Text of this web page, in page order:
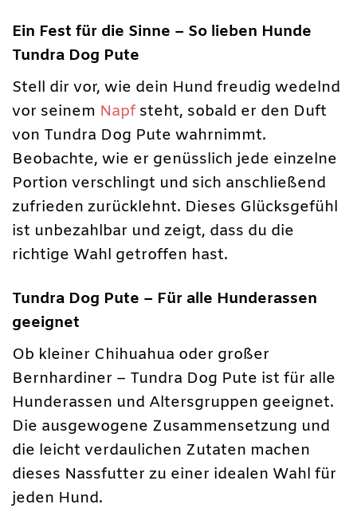
Ein Fest für die Sinne – So lieben Hunde
Tundra Dog Pute
Stell dir vor, wie dein Hund freudig wedelnd
vor seinem Napf steht, sobald er den Duft
von Tundra Dog Pute wahrnimmt.
Beobachte, wie er genüsslich jede einzelne
Portion verschlingt und sich anschließend
zufrieden zurücklehnt. Dieses Glücksgefühl
ist unbezahlbar und zeigt, dass du die
richtige Wahl getroffen hast.
Tundra Dog Pute – Für alle Hunderassen
geeignet
Ob kleiner Chihuahua oder großer
Bernhardiner – Tundra Dog Pute ist für alle
Hunderassen und Altersgruppen geeignet.
Die ausgewogene Zusammensetzung und
die leicht verdaulichen Zutaten machen
dieses Nassfutter zu einer idealen Wahl für
jeden Hund.